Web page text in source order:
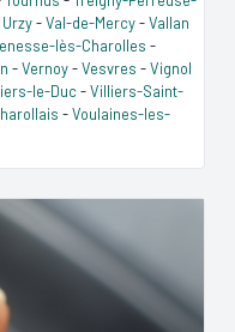
Urzy-Val-de-Mercy-Vallan
lès-Charolles -
-Vernoy-Vesvres -Vignol
le-Duc -Villiers-Saint-
-Voulaines-les-